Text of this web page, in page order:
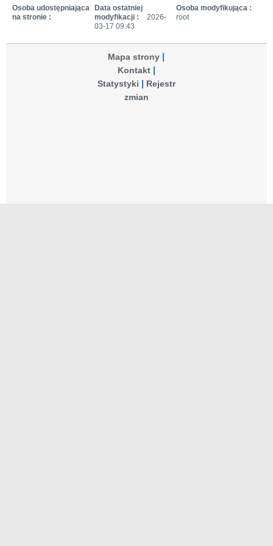
Osoba udostępniająca
na stronie :
Data ostatniej
modyfikacji :
2026-
03-17 09:43
Osoba modyfikująca :
root
Mapa strony
Kontakt
Statystyki
Rejestr
zmian